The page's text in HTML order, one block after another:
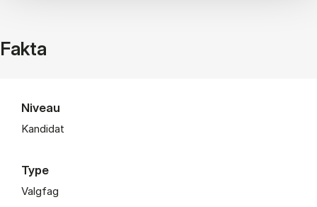
Fakta
Niveau
Kandidat
Type
Valgfag